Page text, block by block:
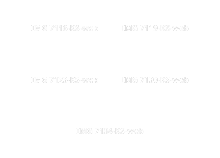
IMG 7116-KS-web IMG 7119-KS-web
IMG 7123-KS-web IMG 7130-KS-web
IMG 7134-KS-web